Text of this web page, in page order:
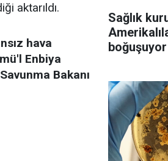
aktarıldı.
hava
Enbiya
Bakanı
Sağlık
boğuşuyor